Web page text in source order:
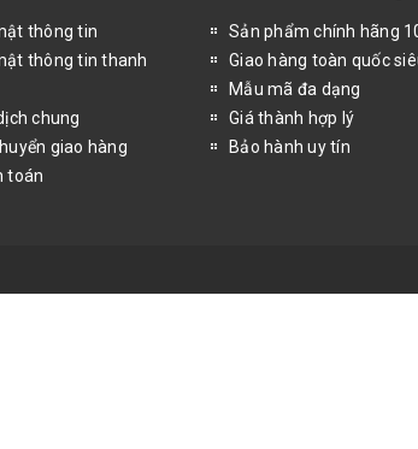
thông tin
thông tin thanh
chung
giao hàng
toán
Sản phẩm chính hãng
Giao hàng toàn quốc
Mẫu mã đa dạng
Giá thành hợp lý
Bảo hành uy tín